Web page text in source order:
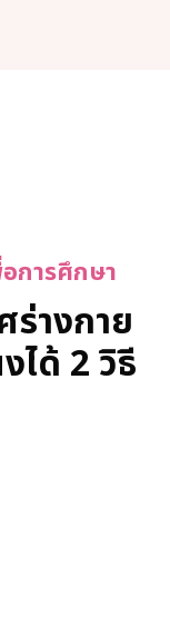
การศึกษา
างกาย
ได้ 2 วิธี